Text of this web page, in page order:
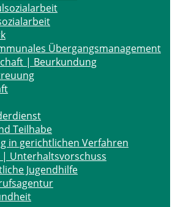
Übergangsmanagement
| Beurkundung
Teilhabe
in gerichtlichen Verfahren
Unterhaltsvorschuss
Jugendhilfe